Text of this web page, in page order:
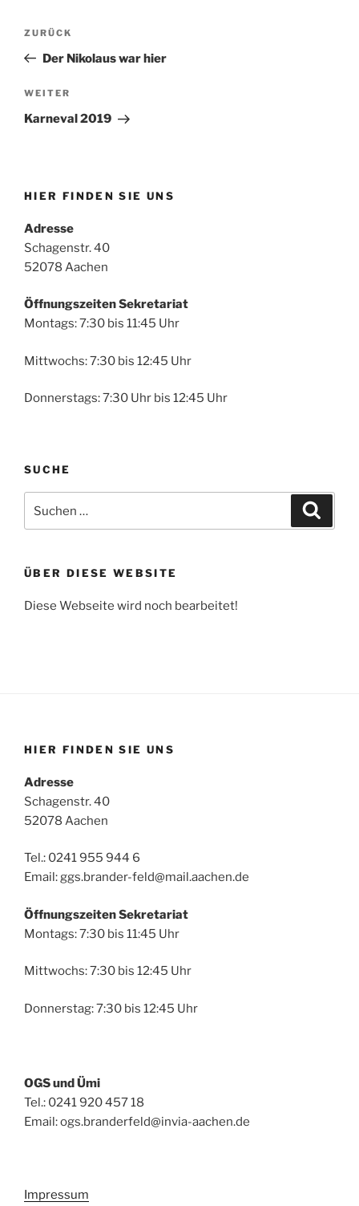
Beitragsnavigation
Vorheriger
Beitrag
ZURÜCK
Der Nikolaus war hier
Nächster
Beitrag
WEITER
Karneval 2019
HIER FINDEN SIE UNS
Adresse
Schagenstr. 40
52078 Aachen
Öffnungszeiten Sekretariat
Montags: 7:30 bis 11:45 Uhr
Mittwochs: 7:30 bis 12:45 Uhr
Donnerstags: 7:30 Uhr bis 12:45 Uhr
SUCHE
nach:
ÜBER DIESE WEBSITE
Diese Webseite wird noch bearbeitet!
HIER FINDEN SIE UNS
Adresse
Schagenstr. 40
52078 Aachen
Tel.: 0241 955 944 6
Email: ggs.brander-feld@mail.aachen.de
Öffnungszeiten Sekretariat
Montags: 7:30 bis 11:45 Uhr
Mittwochs: 7:30 bis 12:45 Uhr
Donnerstag: 7:30 bis 12:45 Uhr
OGS und Ümi
Tel.: 0241 920 457 18
Email: ogs.branderfeld@invia-aachen.de
Impressum